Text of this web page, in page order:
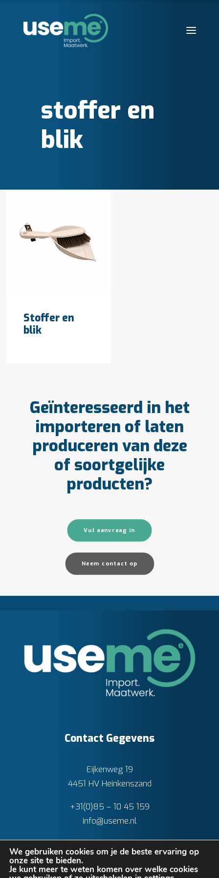
Huisvesting
Producten
Over ons
Blogs
stoffer en
blik
Stoffer en
blik
Geïnteresseerd in het
importeren of laten
produceren van deze
of soortgelijke
producten?
Vul aanvraag in
Neem contact op
Contact Gegevens
Eijkenweg 19
4451 HV Heinkenszand
+31(0)85 – 10 45 159
info@useme.nl
We gebruiken cookies om je de beste ervaring op
onze site te bieden.
Je kunt meer te weten komen over welke cookies